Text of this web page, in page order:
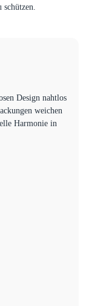
schützen.
Design nahtlos
weichen
Harmonie in